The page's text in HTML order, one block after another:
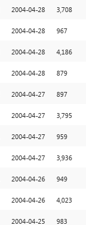
2004-04-28 3,708
2004-04-28 967
2004-04-28 4,186
2004-04-28 879
2004-04-27 897
2004-04-27 3,795
2004-04-27 959
[1]
2004-04-27 3,936
2004-04-26 949
2004-04-26 4,023
2004-04-25 983